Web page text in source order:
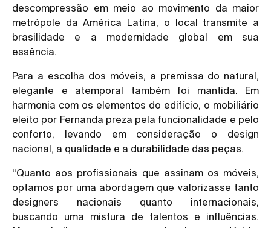
descompressão em meio ao movimento da maior
metrópole da América Latina, o local transmite a
brasilidade e a modernidade global em sua
essência.
Para a escolha dos móveis, a premissa do natural,
elegante e atemporal também foi mantida. Em
harmonia com os elementos do edifício, o mobiliário
eleito por Fernanda preza pela funcionalidade e pelo
conforto, levando em consideração o design
nacional, a qualidade e a durabilidade das peças.
“Quanto aos profissionais que assinam os móveis,
optamos por uma abordagem que valorizasse tanto
designers nacionais quanto internacionais,
buscando uma mistura de talentos e influências.